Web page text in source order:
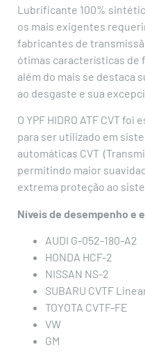
Lubrificante 100%
os mais exigentes
fabricantes de
ótimas características de
além do mais se destaca
ao desgaste e sua
O YPF HIDRO ATF CVT
para ser utilizado em
automáticas CVT
permitindo maior
extrema proteção ao
Níveis de desempenho e
AUDI G-052-180-A2
HONDA HCF-2
NISSAN NS-2
SUBARU CVTF
TOYOTA CVTF-FE
VW
GM